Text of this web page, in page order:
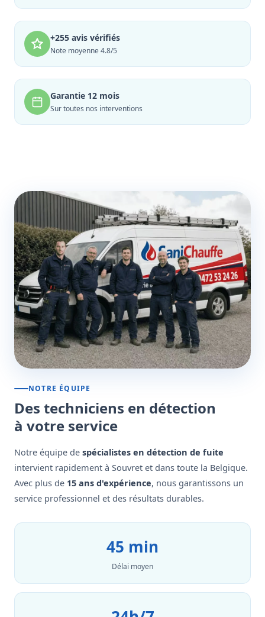
+255 avis vérifiés
Note moyenne 4.8/5
Garantie 12 mois
Sur toutes nos interventions
NOTRE ÉQUIPE
Des techniciens en détection
à votre service
Notre équipe de spécialistes en détection de fuite
intervient rapidement à Souvret et dans toute la Belgique.
Avec plus de 15 ans d'expérience, nous garantissons un
service professionnel et des résultats durables.
45 min
Délai moyen